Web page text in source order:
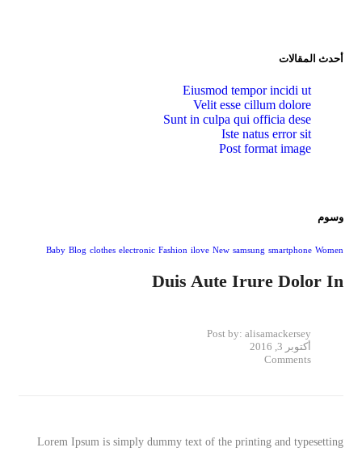
أحدث المقالات
Eiusmod tempor incidi ut
Velit esse cillum dolore
Sunt in culpa qui officia dese
Iste natus error sit
Post format image
وسوم
Baby Blog clothes electronic Fashion ilove New samsung smartphone Women
Duis Aute Irure Dolor In
Post by: alisamackersey
أكتوبر 3, 2016
Comments
Lorem Ipsum is simply dummy text of the printing and typesetting